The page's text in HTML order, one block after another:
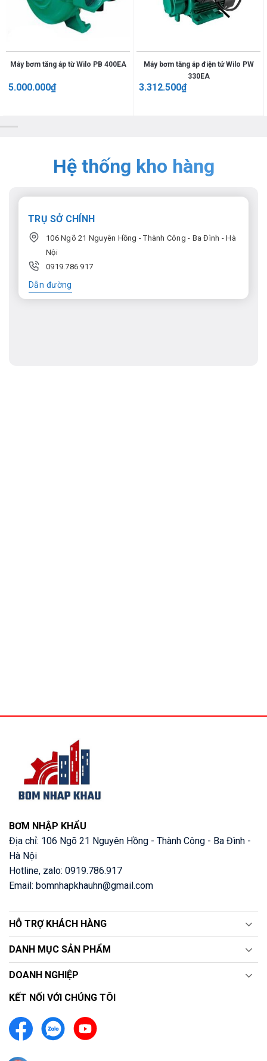
Máy bơm tăng áp từ Wilo PB 400EA
5.000.000₫
Máy bơm tăng áp điện tử Wilo PW
330EA
3.312.500₫
Hệ thống kho hàng
TRỤ SỞ CHÍNH
106 Ngõ 21 Nguyên Hồng - Thành Công - Ba Đình - Hà
Nội
0919.786.917
Dẫn đường
BƠM NHẬP KHẨU
Địa chỉ: 106 Ngõ 21 Nguyên Hồng - Thành Công - Ba Đình -
Hà Nội
Hotline, zalo: 0919.786.917
Email: bomnhapkhauhn@gmail.com
HỖ TRỢ KHÁCH HÀNG
DANH MỤC SẢN PHẨM
DOANH NGHIỆP
KẾT NỐI VỚI CHÚNG TÔI